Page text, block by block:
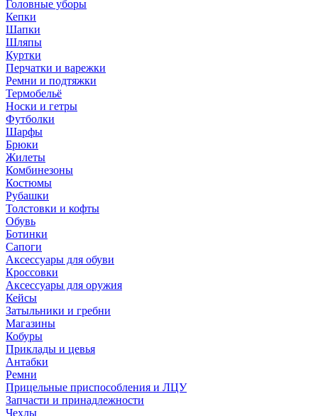
Головные уборы
Кепки
Шапки
Шляпы
Куртки
Перчатки и варежки
Ремни и подтяжки
Термобельё
Носки и гетры
Футболки
Шарфы
Брюки
Жилеты
Комбинезоны
Костюмы
Рубашки
Толстовки и кофты
Обувь
Ботинки
Сапоги
Аксессуары для обуви
Кроссовки
Аксессуары для оружия
Кейсы
Затыльники и гребни
Магазины
Кобуры
Приклады и цевья
Антабки
Ремни
Прицельные приспособления и ЛЦУ
Запчасти и принадлежности
Чехлы